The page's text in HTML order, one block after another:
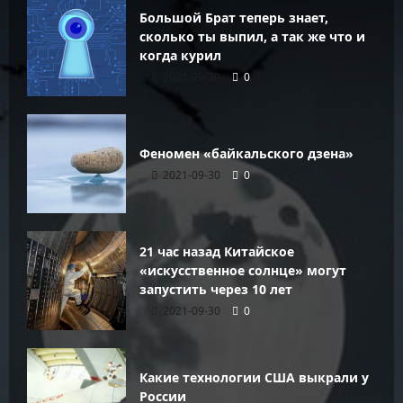
Большой Брат теперь знает,
сколько ты выпил, а так же что и
когда курил
2021-09-30 0
Феномен «байкальского дзена»
2021-09-30 0
21 час назад Китайское
«искусственное солнце» могут
запустить через 10 лет
2021-09-30 0
Какие технологии США выкрали у
России